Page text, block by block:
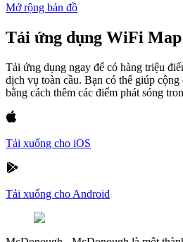
Mở rộng bản đồ
Tải ứng dụng WiFi Map
Tải ứng dụng ngay để có hàng triệu
dịch vụ toàn cầu. Bạn có thể giúp
bằng cách thêm các điểm phát sóng
Tải xuống cho iOS
Tải xuống cho Android